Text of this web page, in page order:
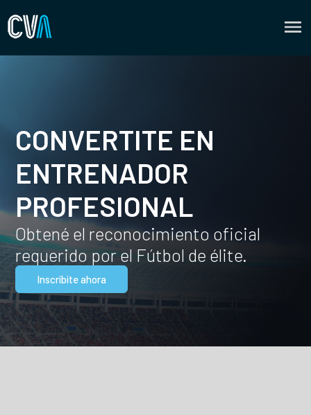
CONVERTITE EN
ENTRENADOR
PROFESIONAL
Obtené el reconocimiento oficial
requerido por el Fútbol de élite.
Inscribite ahora